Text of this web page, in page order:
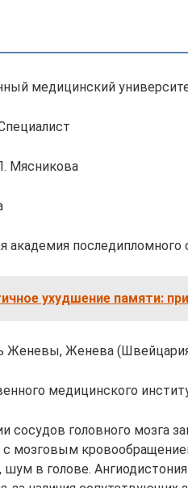
медицинский
Мясникова
академия последипломного
ухудшение памяти:
Женевы, Женева
медицинского
сосудов головного мозга
мозговым
в голове.